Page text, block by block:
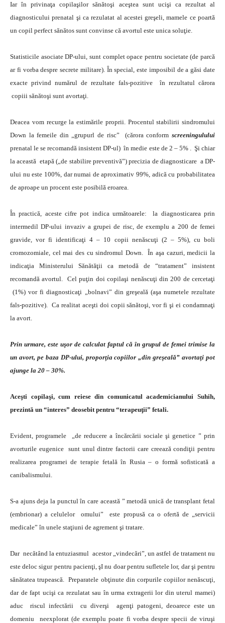
Iar în privinaţa copilaşilor sănătoşi aceştea sunt ucişi ca rezultat al
diagnosticului prenatal şi ca rezulatat al acestei greşeli, mamele ce poartă
un copil perfect sănătos sunt convinse că avortul este unica soluţie.
Statisticile asociate DP-ului, sunt complet opace pentru societate (de parcă
ar fi vorba despre secrete militare). În special, este imposibil de a găsi date
exacte privind numărul de rezultate fals-pozitive în rezultatul cărora
copiii sănătoşi sunt avortaţi.
Deacea vom recurge la estimările proprii. Procentul stabilirii sindromului
Down la femeile din „grupurl de risc” (cărora conform screeningulului
prenatal le se recomandă insistent DP-ul) în medie este de 2 – 5% . Şi chiar
la această etapă („de stabilire preventivă”) precizia de diagnosticare a DP-
ului nu este 100%, dar numai de aproximativ 99%, adică cu probabilitatea
de aproape un procent este posibilă eroarea.
În practică, aceste cifre pot indica următoarele: la diagnosticarea prin
intermedil DP-ului invaziv a grupei de risc, de exemplu a 200 de femei
gravide, vor fi identificaţi 4 – 10 copii nenăscuţi (2 – 5%), cu boli
cromozomiale, cel mai des cu sindromul Down. În aşa cazuri, medicii la
indicaţia Ministerului Sănătăţii ca metodă de “tratament” insistent
recomandă avortul. Cel puţin doi copilaşi nenăscuţi din 200 de cercetaţi
(1%) vor fi diagnosticaţi „bolnavi” din greşeală (aşa numetele rezultate
fals-pozitive). Ca realitat aceşti doi copii sănătoşi, vor fi şi ei condamnaţi
la avort.
Prin urmare, este uşor de calculat faptul că în grupul de femei trimise la
un avort, pe baza DP-ului, proporţia copiilor „din greşeală” avortaţi pot
ajunge la 20 – 30%.
Aceşti copilaşi, cum reiese din comunicatul academicianului Suhih,
prezintă un “interes” deosebit pentru “terapeuţii” fetali.
Evident, programele „de reducere a încărcării sociale şi genetice ” prin
avorturile eugenice sunt unul dintre factorii care creează condiţii pentru
realizarea programei de terapie fetală în Rusia – o formă sofisticată a
canibalismului.
S-a ajuns deja la punctul în care această ” metodă unică de transplant fetal
(embrionar) a celulelor omului” este propusă ca o ofertă de „servicii
medicale” în unele staţiuni de agrement şi tratare.
Dar necătând la entuziasmul acestor „vindecări”, un astfel de tratament nu
este deloc sigur pentru pacienţi, şI nu doar pentru sufletele lor, dar şi pentru
sănătatea trupească. Preparatele obţinute din corpurile copiilor nenăscuţi,
dar de fapt ucişi ca rezulatat sau în urma extragerii lor din uterul mamei)
aduc riscul infectării cu diverşi agenţi patogeni, deoarece este un
domeniu neexplorat (de exemplu poate fi vorba despre specii de viruşi